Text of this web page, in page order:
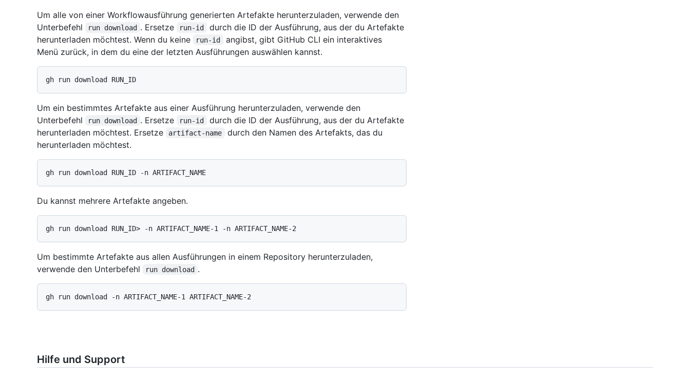
Um alle von einer Workflowausführung generierten Artefakte herunterzuladen, verwende den
Unterbefehl
run download . Ersetze run-id
durch die ID der Ausführung, aus der du Artefakte
herunterladen möchtest. Wenn du keine
run-id
angibst, gibt GitHub CLI ein interaktives
Menü zurück, in dem du eine der letzten Ausführungen auswählen kannst.
Um ein bestimmtes Artefakte aus einer Ausführung herunterzuladen, verwende den
Unterbefehl
run download . Ersetze run-id
durch die ID der Ausführung, aus der du Artefakte
herunterladen möchtest. Ersetze
artifact-name
durch den Namen des Artefakts, das du
herunterladen möchtest.
Du kannst mehrere Artefakte angeben.
Um bestimmte Artefakte aus allen Ausführungen in einem Repository herunterzuladen,
verwende den Unterbefehl
run download .
Hilfe und Support